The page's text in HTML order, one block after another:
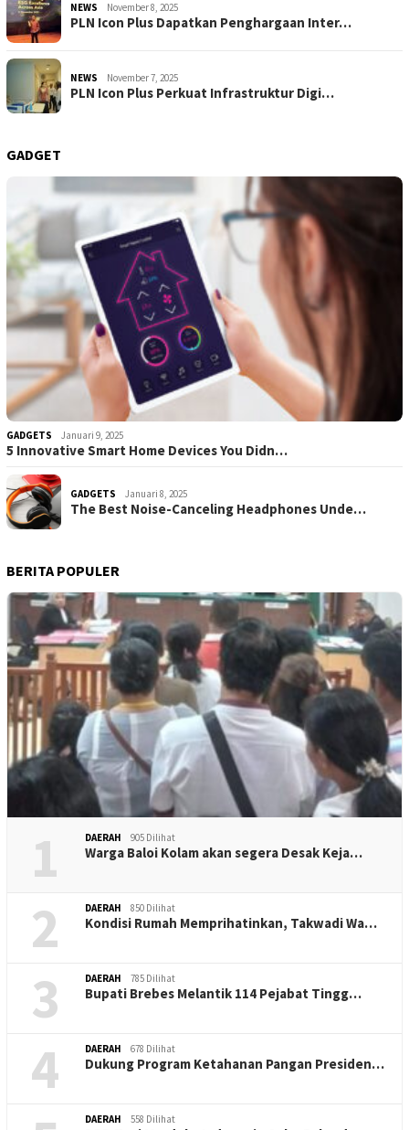
NEWS November 8, 2025
PLN Icon Plus Dapatkan Penghargaan Inter…
NEWS November 7, 2025
PLN Icon Plus Perkuat Infrastruktur Digi…
GADGET
GADGETS Januari 9, 2025
5 Innovative Smart Home Devices You Didn…
GADGETS Januari 8, 2025
The Best Noise-Canceling Headphones Unde…
BERITA POPULER
1 DAERAH 905 Dilihat
Warga Baloi Kolam akan segera Desak Keja…
2 DAERAH 850 Dilihat
Kondisi Rumah Memprihatinkan, Takwadi Wa…
3 DAERAH 785 Dilihat
Bupati Brebes Melantik 114 Pejabat Tingg…
4 DAERAH 678 Dilihat
Dukung Program Ketahanan Pangan Presiden…
DAERAH 558 Dilihat